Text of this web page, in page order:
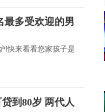
最多受欢迎的男
!快来看看您家孩子是
到80岁 两代人